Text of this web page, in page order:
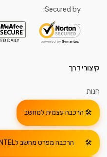
Secured by:
קיצורי דרך
חנות
הרכבה עצמית למחשב
הרכבה מפרט מחשב לINTEL